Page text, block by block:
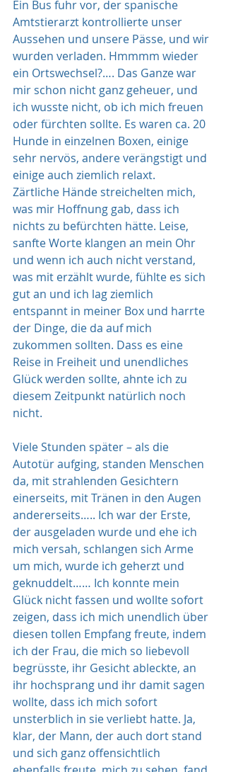
Ein Bus fuhr vor, der spanische
Amtstierarzt kontrollierte unser
Aussehen und unsere Pässe, und wir
wurden verladen. Hmmmm wieder
ein Ortswechsel?…. Das Ganze war
mir schon nicht ganz geheuer, und
ich wusste nicht, ob ich mich freuen
oder fürchten sollte. Es waren ca. 20
Hunde in einzelnen Boxen, einige
sehr nervös, andere verängstigt und
einige auch ziemlich relaxt.
Zärtliche Hände streichelten mich,
was mir Hoffnung gab, dass ich
nichts zu befürchten hätte. Leise,
sanfte Worte klangen an mein Ohr
und wenn ich auch nicht verstand,
was mit erzählt wurde, fühlte es sich
gut an und ich lag ziemlich
entspannt in meiner Box und harrte
der Dinge, die da auf mich
zukommen sollten. Dass es eine
Reise in Freiheit und unendliches
Glück werden sollte, ahnte ich zu
diesem Zeitpunkt natürlich noch
nicht.
Viele Stunden später – als die
Autotür aufging, standen Menschen
da, mit strahlenden Gesichtern
einerseits, mit Tränen in den Augen
andererseits….. Ich war der Erste,
der ausgeladen wurde und ehe ich
mich versah, schlangen sich Arme
um mich, wurde ich geherzt und
geknuddelt…… Ich konnte mein
Glück nicht fassen und wollte sofort
zeigen, dass ich mich unendlich über
diesen tollen Empfang freute, indem
ich der Frau, die mich so liebevoll
begrüsste, ihr Gesicht ableckte, an
ihr hochsprang und ihr damit sagen
wollte, dass ich mich sofort
unsterblich in sie verliebt hatte. Ja,
klar, der Mann, der auch dort stand
und sich ganz offensichtlich